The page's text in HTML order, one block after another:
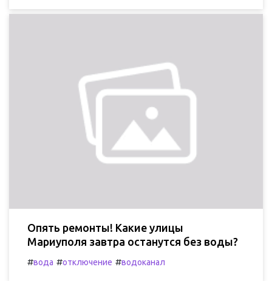
Опять ремонты! Какие улицы
Мариуполя завтра останутся без воды?
#вода #отключение #водоканал